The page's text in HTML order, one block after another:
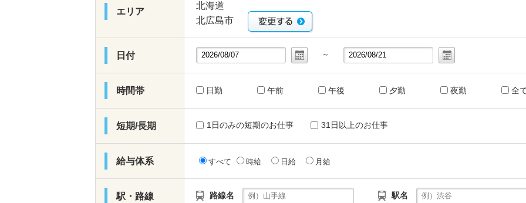
エリア
北海道
北広島市
日付 ～
時間帯 日勤 午前 午後 夕勤 夜勤 全
短期/長期 1日のみの短期のお仕事 31日以上のお仕事
給与体系 すべて 時給 日給 月給
駅・路線 路線名 駅名